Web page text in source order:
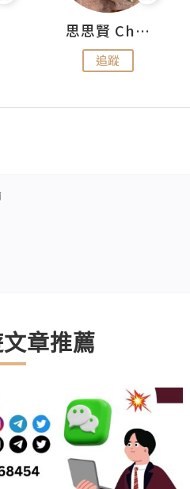
思思賢 ChillMyBabe
追蹤
章推薦